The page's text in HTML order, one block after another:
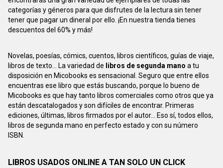
categorías y géneros para que disfrutes de la lectura sin tener
tener que pagar un dineral por ello. ¡En nuestra tienda tienes
descuentos del 60% y más!
Novelas, poesías, cómics, cuentos, libros científicos, guías de viaje,
libros de texto... La variedad de libros de segunda mano a tu
disposición en Micobooks es sensacional. Seguro que entre ellos
encuentras ese libro que estás buscando, porque lo bueno de
Micobooks es que hay tanto libros comerciales como otros que ya
están descatalogados y son difíciles de encontrar. Primeras
ediciones, últimas, libros firmados por el autor... Eso sí, todos ellos,
libros de segunda mano en perfecto estado y con su número
ISBN.
LIBROS USADOS ONLINE A TAN SOLO UN CLICK